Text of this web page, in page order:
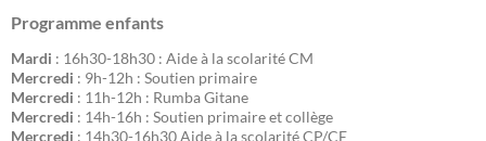
Programme enfants
Mardi : 16h30-18h30 : Aide à la scolarité CM
Mercredi : 9h-12h : Soutien primaire
Mercredi : 11h-12h : Rumba Gitane
Mercredi : 14h-16h : Soutien primaire et collège
Mercredi : 14h30-16h30 Aide à la scolarité CP/CE